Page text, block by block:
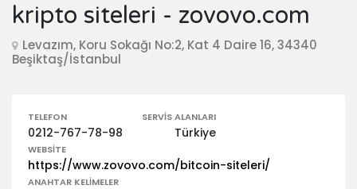
kripto siteleri - zovovo.com
Levazım, Koru Sokağı No:2, Kat 4 Daire 16, 34340
Beşiktaş/İstanbul
TELEFON
0212-767-78-98
SERVIS ALANLARI
Türkiye
WEBSITE
https://www.zovovo.com/bitcoin-siteleri/
ANAHTAR KELIMELER